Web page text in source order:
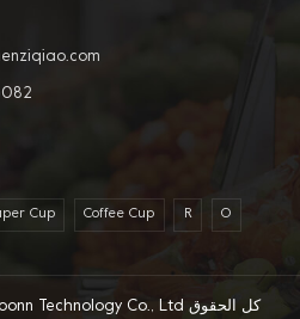
Cup Coffee Cup R O